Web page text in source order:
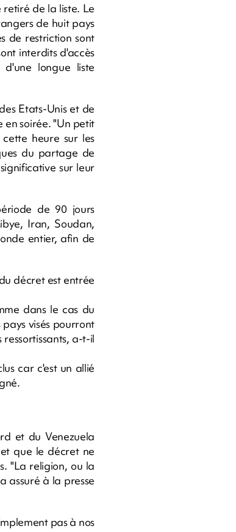
retiré de la liste. Le
de huit pays
de restriction sont
interdits d'accès
longue liste
Etats-Unis et de
soirée. "Un petit
heure sur les
du partage de
sur leur
de 90 jours
Iran, Soudan,
entier, afin de
décret est entrée
dans le cas du
visés pourront
a-t-il
car c'est un allié
et du Venezuela
que le décret ne
"La religion, ou la
assuré à la presse
pas à nos